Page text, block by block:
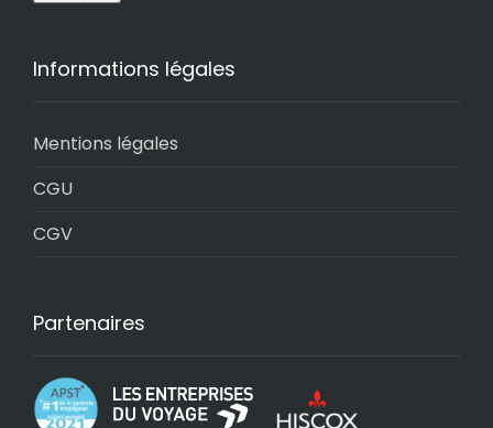
Informations légales
Mentions légales
CGU
CGV
Partenaires